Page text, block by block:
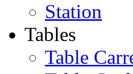
Station
Tables
Table